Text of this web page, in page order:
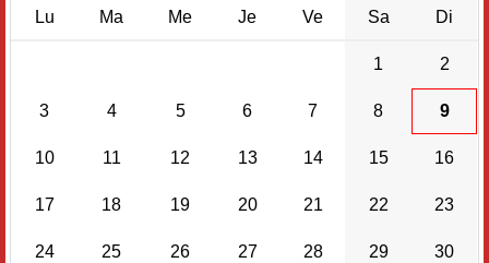
Lu Ma Me Je Ve Sa Di
1 2
3 4 5 6 7 8 9
10 11 12 13 14 15 16
17 18 19 20 21 22 23
24 25 26 27 28 29 30